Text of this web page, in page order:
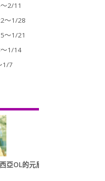
2/11
～1/28
～1/21
1/14
1/7
亞OL的元辰